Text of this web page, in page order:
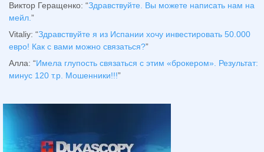
Виктор Геращенко: “Здравствуйте. Вы можете написать нам на
мейл.”
Vitaliy: “Здравствуйте я из Испании хочу инвестировать 50.000
евро! Как с вами можно связаться?”
Алла: “Имела глупость связаться с этим «брокером». Результат:
минус 120 т.р. Мошенники!!!”